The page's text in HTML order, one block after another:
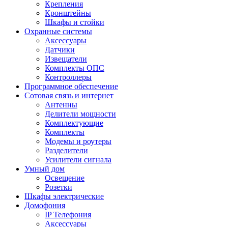
Крепления
Кронштейны
Шкафы и стойки
Охранные системы
Аксессуары
Датчики
Извещатели
Комплекты ОПС
Контроллеры
Программное обеспечение
Сотовая связь и интернет
Антенны
Делители мощности
Комплектующие
Комплекты
Модемы и роутеры
Разделители
Усилители сигнала
Умный дом
Освещение
Розетки
Шкафы электрические
Домофония
IP Телефония
Аксессуары